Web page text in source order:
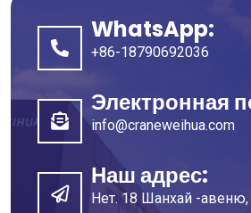
WhatsApp:
+86-18790692036
Электронная
info@craneweihua.com
Наш адрес:
Нет. 18 Шанхай -авеню,